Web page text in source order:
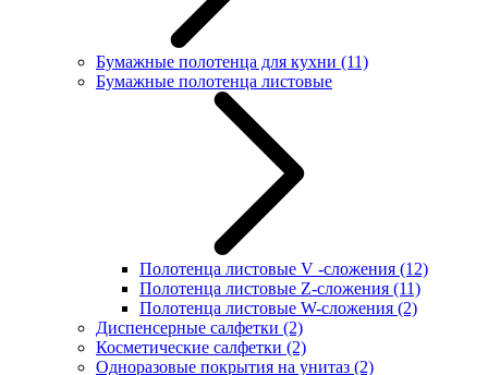
Бумажные полотенца для кухни (11)
Бумажные полотенца листовые
Полотенца листовые V -сложения (12)
Полотенца листовые Z-сложения (11)
Полотенца листовые W-сложения (2)
Диспенсерные салфетки (2)
Косметические салфетки (2)
Одноразовые покрытия на унитаз (2)